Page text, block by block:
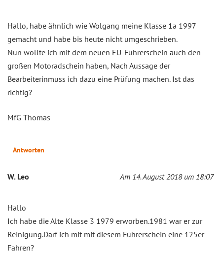
Hallo, habe ähnlich wie Wolgang meine Klasse 1a 1997
gemacht und habe bis heute nicht umgeschrieben.
Nun wollte ich mit dem neuen EU-Führerschein auch den
großen Motoradschein haben, Nach Aussage der
Bearbeiterinmuss ich dazu eine Prüfung machen. Ist das
richtig?
MfG Thomas
Antworten
W. Leo Am 14. August 2018 um 18:07
Hallo
Ich habe die Alte Klasse 3 1979 erworben.1981 war er zur
Reinigung.Darf ich mit mit diesem Führerschein eine 125er
Fahren?